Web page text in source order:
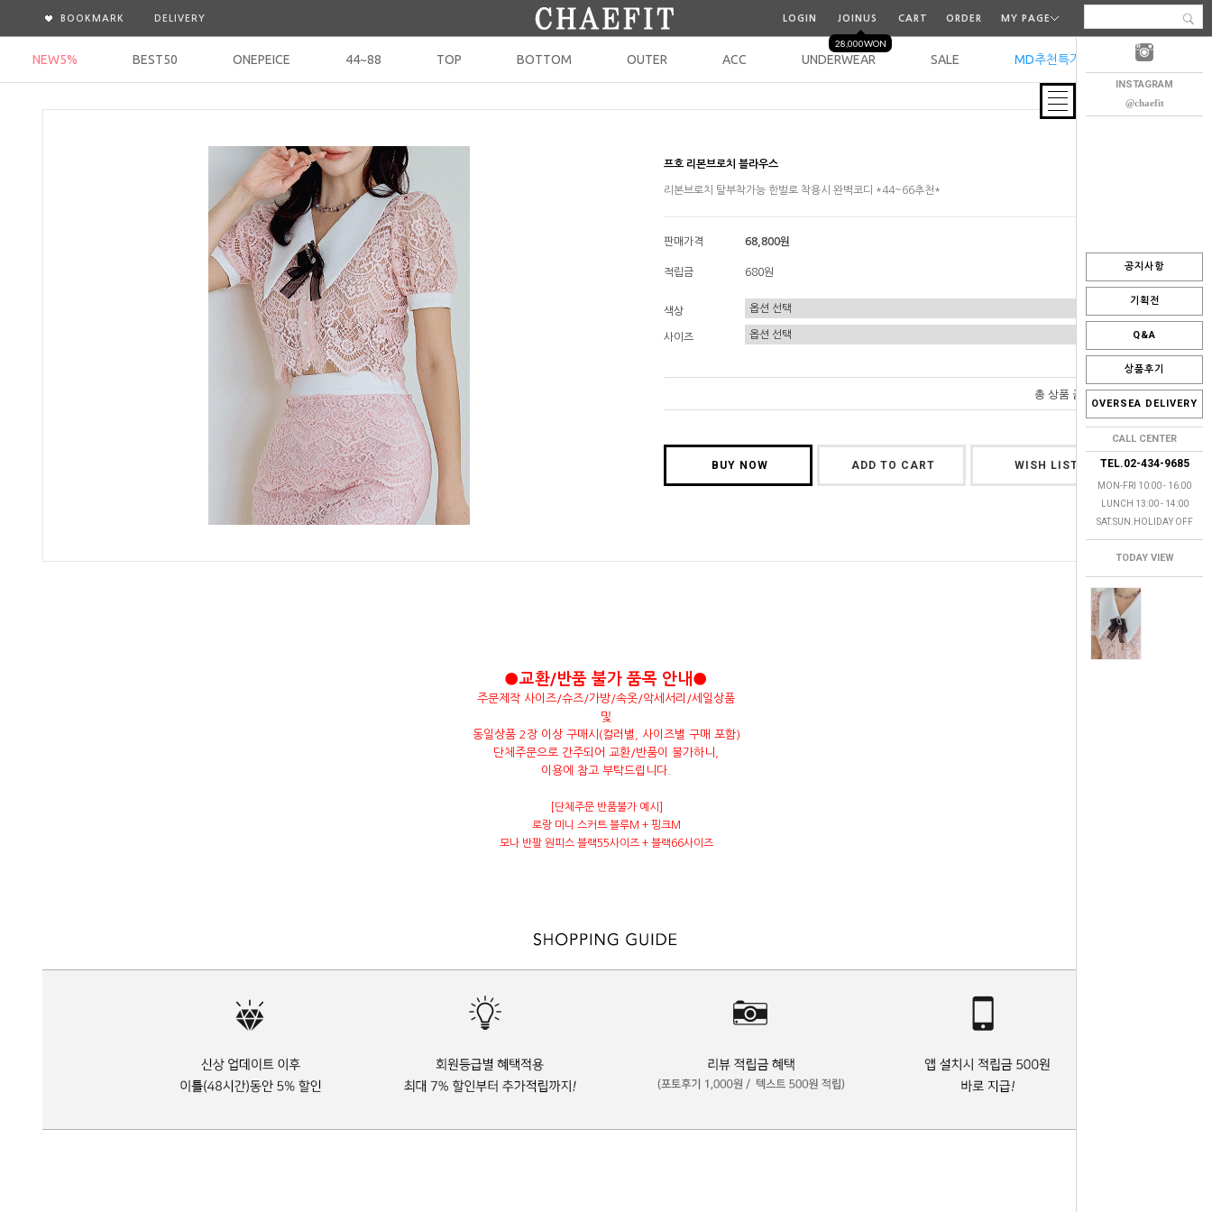
INSTAGRAM
@chaefit
공지사항
기획전
Q&A
상품후기
OVERSEA DELIVERY
CALL CENTER
TEL.02-434-9685
MON-FRI 10:00 - 16:00
LUNCH 13:00 - 14:00
SAT.SUN.HOLIDAY OFF
TODAY VIEW
BOOKMARK DELIVERY LOGIN JOINUS
28,000WON
CART ORDER MY PAGE
NEW5% BEST50 ONEPEICE 44~88 TOP BOTTOM OUTER ACC UNDERWEAR SALE MD추천특가 오늘출발
프호 리본브로치 블라우스
리본브로치 탈부착가능 한벌로 착용시 완벽코디 *44~66추천*
판매가격 68,800원
적립금 680원
색상
사이즈
총 상품 금액 0 원
BUY NOW ADD TO CART WISH LIST
●교환/반품 불가 품목 안내●
주문제작 사이즈/슈즈/가방/속옷/악세서리/세일상품
및
동일상품 2장 이상 구매시(컬러별, 사이즈별 구매 포함)
단체주문으로 간주되어 교환/반품이 불가하니,
이용에 참고 부탁드립니다.
[단체주문 반품불가 예시]
로랑 미니 스커트 블루M + 핑크M
모나 반팔 원피스 블랙55사이즈 + 블랙66사이즈